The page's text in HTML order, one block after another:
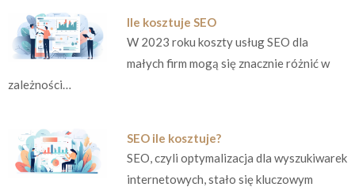
Ile kosztuje SEO
W 2023 roku koszty usług SEO dla
małych firm mogą się znacznie różnić w
zależności…
SEO ile kosztuje?
SEO, czyli optymalizacja dla wyszukiwarek
internetowych, stało się kluczowym